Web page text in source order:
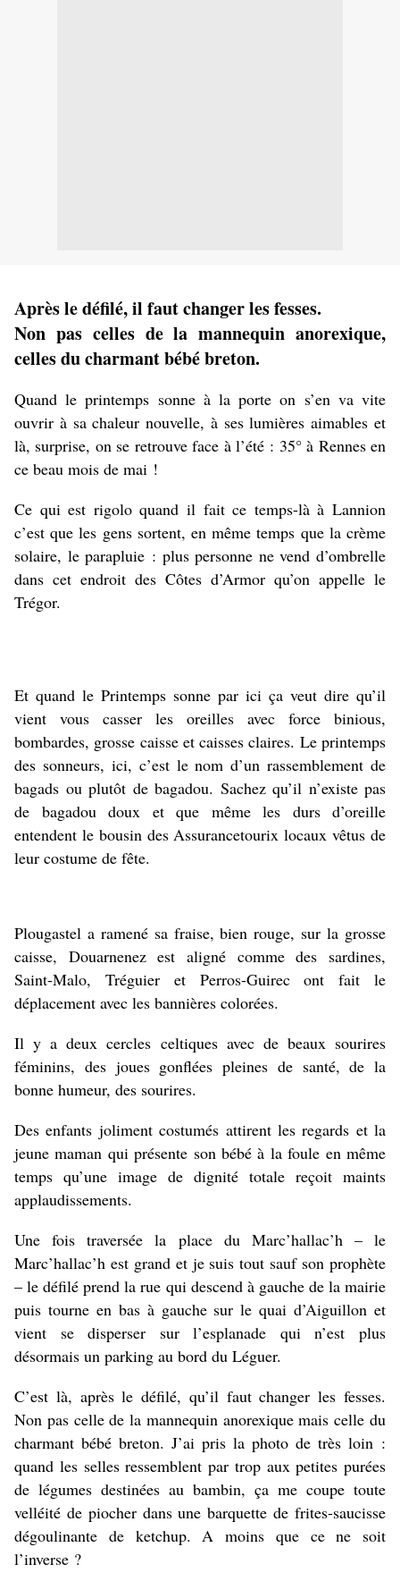
Après le défilé, il faut changer les fesses.
Non pas celles de la mannequin anorexique,
celles du charmant bébé breton.
Quand le printemps sonne à la porte on s’en va vite
ouvrir à sa chaleur nouvelle, à ses lumières aimables et
là, surprise, on se retrouve face à l’été : 35° à Rennes en
ce beau mois de mai !
Ce qui est rigolo quand il fait ce temps-là à Lannion
c’est que les gens sortent, en même temps que la crème
solaire, le parapluie : plus personne ne vend d’ombrelle
dans cet endroit des Côtes d’Armor qu’on appelle le
Trégor.
Et quand le Printemps sonne par ici ça veut dire qu’il
vient vous casser les oreilles avec force binious,
bombardes, grosse caisse et caisses claires. Le printemps
des sonneurs, ici, c’est le nom d’un rassemblement de
bagads ou plutôt de bagadou. Sachez qu’il n’existe pas
de bagadou doux et que même les durs d’oreille
entendent le bousin des Assurancetourix locaux vêtus de
leur costume de fête.
Plougastel a ramené sa fraise, bien rouge, sur la grosse
caisse, Douarnenez est aligné comme des sardines,
Saint-Malo, Tréguier et Perros-Guirec ont fait le
déplacement avec les bannières colorées.
Il y a deux cercles celtiques avec de beaux sourires
féminins, des joues gonflées pleines de santé, de la
bonne humeur, des sourires.
Des enfants joliment costumés attirent les regards et la
jeune maman qui présente son bébé à la foule en même
temps qu’une image de dignité totale reçoit maints
applaudissements.
Une fois traversée la place du Marc’hallac’h – le
Marc’hallac’h est grand et je suis tout sauf son prophète
– le défilé prend la rue qui descend à gauche de la mairie
puis tourne en bas à gauche sur le quai d’Aiguillon et
vient se disperser sur l’esplanade qui n’est plus
désormais un parking au bord du Léguer.
C’est là, après le défilé, qu’il faut changer les fesses.
Non pas celle de la mannequin anorexique mais celle du
charmant bébé breton. J’ai pris la photo de très loin :
quand les selles ressemblent par trop aux petites purées
de légumes destinées au bambin, ça me coupe toute
velléité de piocher dans une barquette de frites-saucisse
dégoulinante de ketchup. A moins que ce ne soit
l’inverse ?